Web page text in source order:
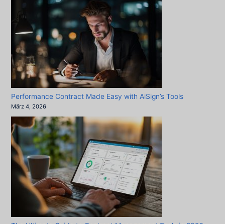
Performance Contract Made Easy with AiSign’s Tools
März 4, 2026